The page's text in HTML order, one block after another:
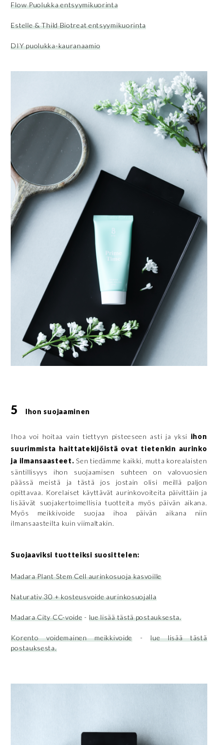
Flow Puolukka entsyymikuorinta
Estelle & Thild Biotreat entsyymikuorinta
DIY puolukka-kauranaamio
5 Ihon suojaaminen
Ihoa voi hoitaa vain tiettyyn pisteeseen asti ja yksi ihon
suurimmista haittatekijöistä ovat tietenkin aurinko
ja ilmansaasteet. Sen tiedämme kaikki, mutta korealaisten
säntillisyys ihon suojaamisen suhteen on valovuosien
päässä meistä ja tästä jos jostain olisi meillä paljon
opittavaa. Korelaiset käyttävät aurinkovoiteita päivittäin ja
lisäävät suojakertoimellisia tuotteita myös päivän aikana.
Myös meikkivoide suojaa ihoa päivän aikana niin
ilmansaasteilta kuin viimaltakin.
Suojaaviksi tuotteiksi suosittelen:
Madara Plant Stem Cell aurinkosuoja kasvoille
Naturativ 30 + kosteusvoide aurinkosuojalla
Madara City CC-voide - lue lisää tästä postauksesta.
Korento voidemainen meikkivoide -lue lisää tästä
postauksesta.